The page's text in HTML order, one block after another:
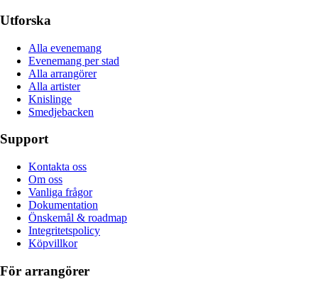
Utforska
Alla evenemang
Evenemang per stad
Alla arrangörer
Alla artister
Knislinge
Smedjebacken
Support
Kontakta oss
Om oss
Vanliga frågor
Dokumentation
Önskemål & roadmap
Integritetspolicy
Köpvillkor
För arrangörer